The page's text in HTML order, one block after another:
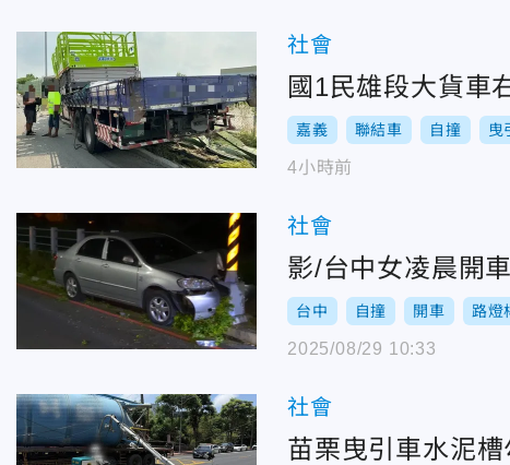
社會
國1民雄段大貨車
嘉義 聯結車 自撞 曳
4小時前
社會
影/台中女凌晨開
台中 自撞 開車 路燈
2025/08/29 10:33
社會
苗栗曳引車水泥